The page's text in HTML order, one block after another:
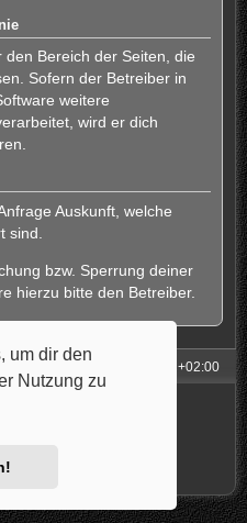
um dir den
Nutzung zu
Bereich der Seiten, die
Sofern der Betreiber in
weitere
wird er dich
Auskunft, welche
sind.
bzw. Sperrung deiner
hierzu bitte den Betreiber.
UTC+02:00